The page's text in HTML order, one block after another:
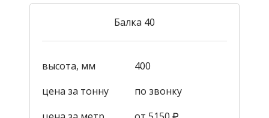
Балка 40
высота, мм
400
цена за тонну
по звонку